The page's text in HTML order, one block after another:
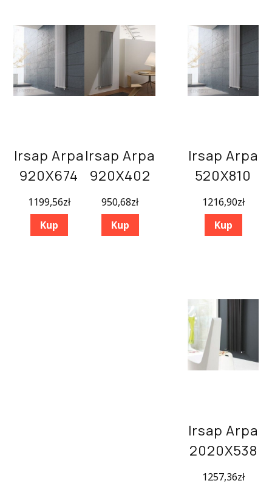
Irsap Arpa
920X674
1199,56zł
Kup
Irsap Arpa
520X810
1216,90zł
Kup
Irsap Arpa
920X402
950,68zł
Kup
Irsap Arpa
2020X538
1257,36zł